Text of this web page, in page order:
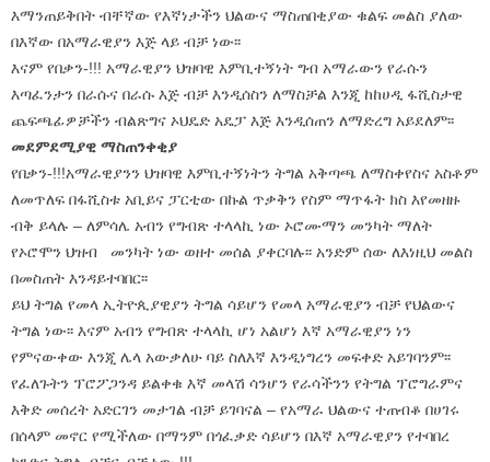
እማንጠይቅበት ብቸኛው የእኛነታችን ህልውና ማስጠበቂያው ቁልፍ መልስ ያለው
በእኛው በአማራዊያን እጅ ላይ ብቻ ነው፡፡
እናም የበቃን-!!! አማራዊያን ህዝባዊ እምቢተኝነት ግብ አማራውን የራሱን
እጣፈንታን በራሱና በራሱ እጅ ብቻ እንዲሰስን ለማስቻል እንጂ ከከሀዲ ፋሺስታዊ
ጨፍጫፊዎቻችን ብልጽግና ኦህዴድ አዴፓ እጅ እንዲሰጠን ለማድረግ አይደለም፡፡
መደምደሚያዊ ማስጠንቀቂያ
የበቃን-!!!አማራዊያንን ህዝባዊ እምቢተኝነትን ትግል አቅጣጫ ለማስቀየስና አስቶም
ለመጥለፍ በፋሺስቱ አቢይና ፓርቲው በኩል ጥቃቅን የስም ማጥፋት ክስ እየመዘዙ
ብቅ ይላሉ – ለምሳሌ አብን የግብጽ ተላላኪ ነው ኦሮሙማን መንካት ማለት
የኦሮሞን ህዝብ መንካት ነው ወዘተ መሰል ያቀርባሉ፡፡ አንድም ሰው ለእነዚህ መልስ
በመስጠት እንዳይተባበር፡፡
ይህ ትግል የመላ ኢትዮጲያዊያን ትግል ሳይሆን የመላ አማራዊያን ብቻ የህልውና
ትግል ነው፡፡ እናም አብን የግብጽ ተላላኪ ሆነ አልሆነ እኛ አማራዊያን ነን
የምናውቀው እንጂ ሌላ አውቃለሁ ባይ ስለእኛ እንዲነግረን መፍቀድ አይገባንም፡፡
የፈለጉትን ፕሮፖጋንዳ ይልቀቁ እኛ መላሽ ሳንሆን የራሳችንን የትግል ፕሮግራምና
እቅድ መሰረት አድርገን መታገል ብቻ ይገባናል – የአማራ ህልውና ተጠብቆ በሀገሩ
በሰላም መኖር የሚችለው በማንም በጎፈቃድ ሳይሆን በእኛ አማራዊያን የተባበረ